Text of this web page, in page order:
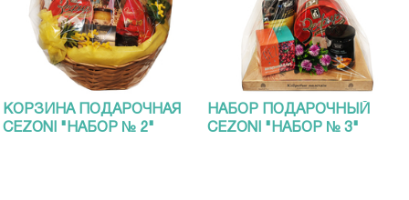
КОРЗИНА ПОДАРОЧНАЯ
CEZONI "НАБОР № 2"
НАБОР ПОДАРОЧНЫЙ
CEZONI "НАБОР № 3"